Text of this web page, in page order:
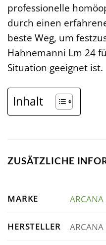
professionelle
durch einen
beste Weg, um
Hahnemanni Lm 24
Situation geeignet ist.
Inhalt
ZUSÄTZLICHE
MARKE ARCANA
HERSTELLER